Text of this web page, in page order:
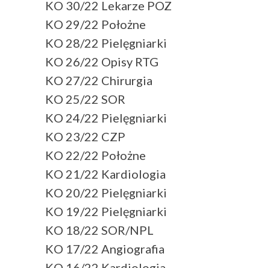
KO 30/22 Lekarze POZ
KO 29/22 Położne
KO 28/22 Pielęgniarki
KO 26/22 Opisy RTG
KO 27/22 Chirurgia
KO 25/22 SOR
KO 24/22 Pielęgniarki
KO 23/22 CZP
KO 22/22 Położne
KO 21/22 Kardiologia
KO 20/22 Pielęgniarki
KO 19/22 Pielęgniarki
KO 18/22 SOR/NPL
KO 17/22 Angiografia